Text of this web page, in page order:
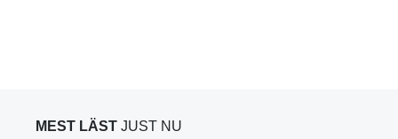
MEST LÄST JUST NU